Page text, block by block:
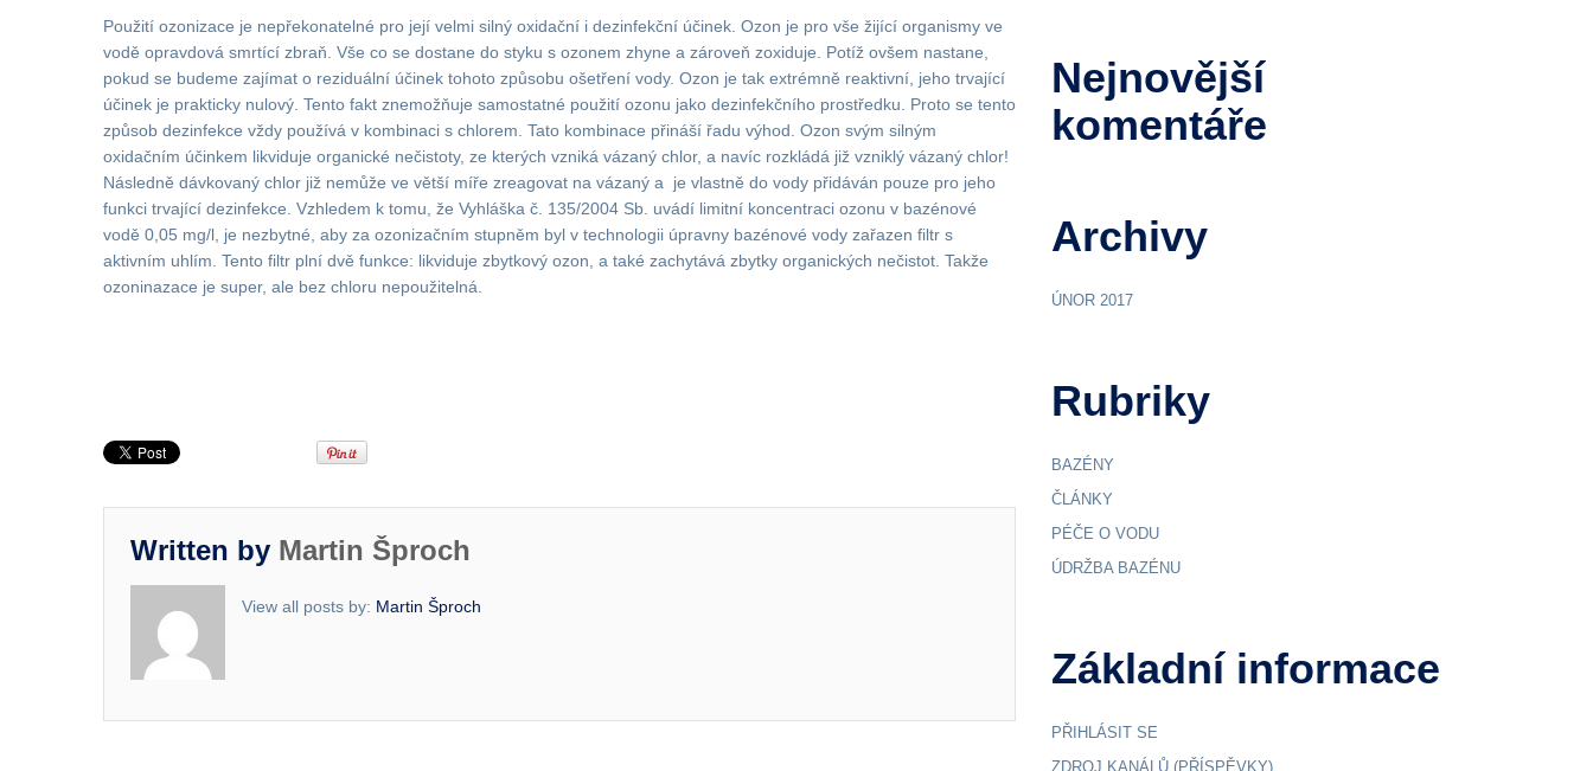
Použití ozonizace je nepřekonatelné pro její velmi silný oxidační i dezinfekční účinek. Ozon je pro vše žijící organismy ve
vodě opravdová smrtící zbraň. Vše co se dostane do styku s ozonem zhyne a zároveň zoxiduje. Potíž ovšem nastane,
pokud se budeme zajímat o reziduální účinek tohoto způsobu ošetření vody. Ozon je tak extrémně reaktivní, jeho trvající
účinek je prakticky nulový. Tento fakt znemožňuje samostatné použití ozonu jako dezinfekčního prostředku. Proto se tento
způsob dezinfekce vždy používá v kombinaci s chlorem. Tato kombinace přináší řadu výhod. Ozon svým silným
oxidačním účinkem likviduje organické nečistoty, ze kterých vzniká vázaný chlor, a navíc rozkládá již vzniklý vázaný chlor!
Následně dávkovaný chlor již nemůže ve větší míře zreagovat na vázaný a je vlastně do vody přidáván pouze pro jeho
funkci trvající dezinfekce. Vzhledem k tomu, že Vyhláška č. 135/2004 Sb. uvádí limitní koncentraci ozonu v bazénové
vodě 0,05 mg/l, je nezbytné, aby za ozonizačním stupněm byl v technologii úpravny bazénové vody zařazen filtr s
aktivním uhlím. Tento filtr plní dvě funkce: likviduje zbytkový ozon, a také zachytává zbytky organických nečistot. Takže
ozoninazace je super, ale bez chloru nepoužitelná.
Written by Martin Šproch
View all posts by: Martin Šproch
Nejnovější
komentáře
Archivy
ÚNOR 2017
Rubriky
BAZÉNY
ČLÁNKY
PÉČE O VODU
ÚDRŽBA BAZÉNU
Základní informace
PŘIHLÁSIT SE
ZDROJ KANÁLŮ (PŘÍSPĚVKY)